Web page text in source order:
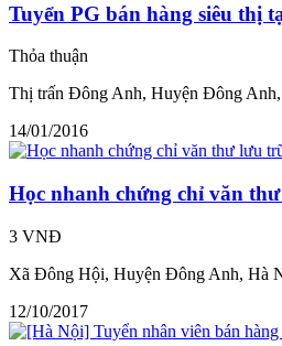
Tuyển PG bán hàng siêu thị
Thỏa thuận
Thị trấn Đông Anh, Huyện Đông
14/01/2016
Học nhanh chứng chỉ văn
3 VNĐ
Xã Đông Hội, Huyện Đông Anh, Hà
12/10/2017